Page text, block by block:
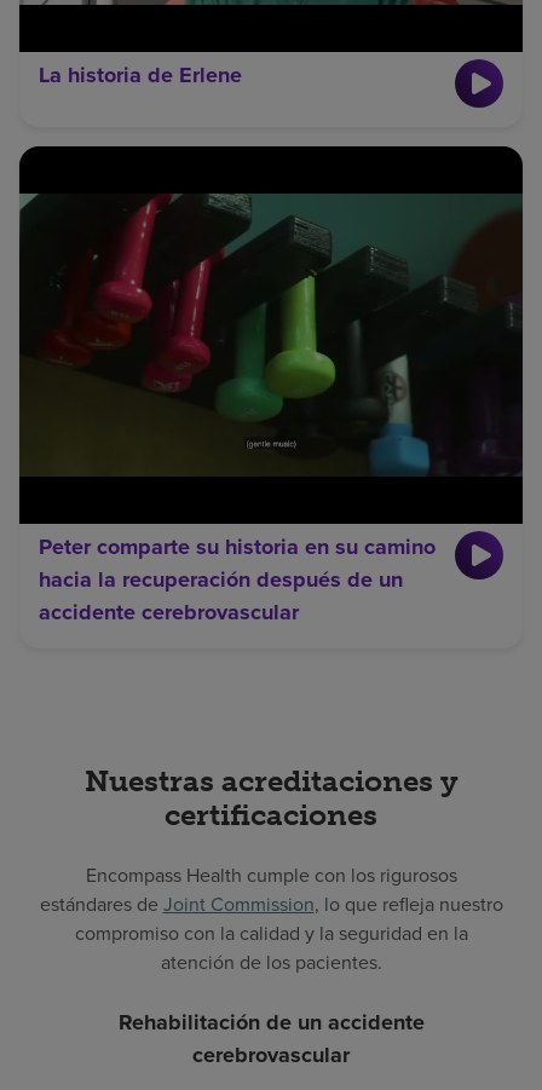
La historia de Erlene
Peter comparte su historia en su camino
hacia la recuperación después de un
accidente cerebrovascular
Nuestras acreditaciones y
certificaciones
Encompass Health cumple con los rigurosos
estándares de Joint Commission, lo que refleja nuestro
compromiso con la calidad y la seguridad en la
atención de los pacientes.
Rehabilitación de un accidente
cerebrovascular